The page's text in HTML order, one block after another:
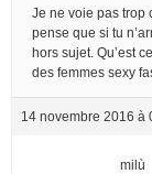
Je ne voie pas trop
pense que si tu
hors sujet. Qu’est
des femmes sexy
14 novembre 2016 à
milù